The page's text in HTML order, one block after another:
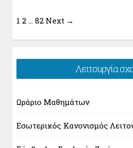
1 2 … 82 Next →
Λειτουργία
Ωράριο Μαθημάτων
Εσωτερικός Κανονισμός